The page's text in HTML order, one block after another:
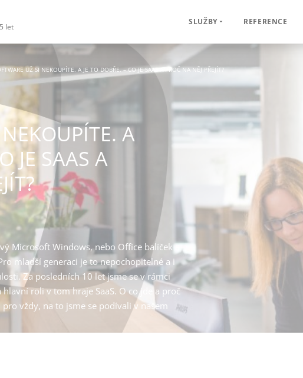
let
SLUŽBY REFERENCE
UŽ SI NEKOUPÍTE. A JE TO DOBŘE. – CO JE SAAS A PROČ NA NĚJ PŘEJÍT?
A
JE SAAS A
Microsoft Windows, nebo Office balíček a
mladší generaci je to nepochopitelné a i
Za posledních 10 let jsme se v rámci
roli v tom hraje SaaS. O co jde a proč
vždy, na to jsme se podívali v našem